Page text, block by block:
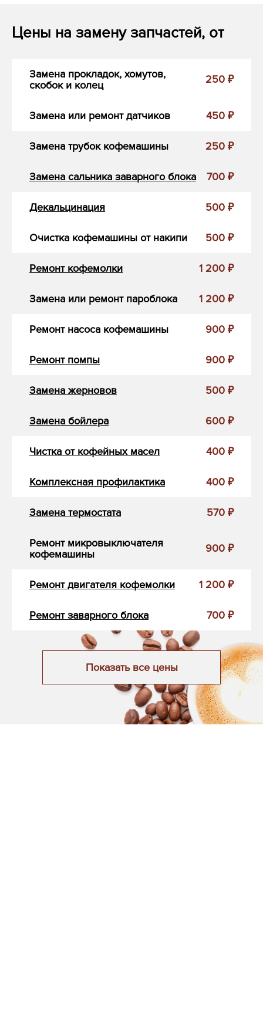
Цены на замену запчастей, от
Замена прокладок, хомутов,
скобок и колец
250 ₽
Замена или ремонт датчиков 450 ₽
Замена трубок кофемашины 250 ₽
Замена сальника заварного блока 700 ₽
Декальцинация 500 ₽
Очистка кофемашины от накипи 500 ₽
Ремонт кофемолки 1 200 ₽
Замена или ремонт пароблока 1 200 ₽
Ремонт насоса кофемашины 900 ₽
Ремонт помпы 900 ₽
Замена жерновов 500 ₽
Замена бойлера 600 ₽
Чистка от кофейных масел 400 ₽
Комплексная профилактика 400 ₽
Замена термостата 570 ₽
Ремонт микровыключателя
кофемашины
900 ₽
Ремонт двигателя кофемолки 1 200 ₽
Ремонт заварного блока 700 ₽
Показать все цены